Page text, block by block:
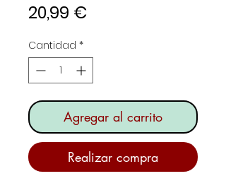
20,99 €
Cantidad *
Agregar al carrito
Realizar compra